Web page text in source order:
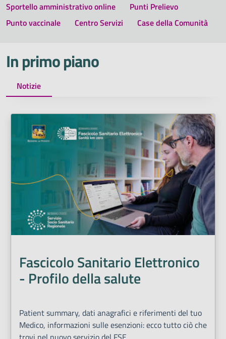
Sportello amministrativo online
Punti Prelievo
Punto vaccinale
Centro Servizi Case della Comunità
In primo piano
Notizie
Fascicolo Sanitario Elettronico
- Profilo della salute
Patient summary, dati anagrafici e riferimenti del tuo
Medico, informazioni sulle esenzioni: ecco tutto ciò che